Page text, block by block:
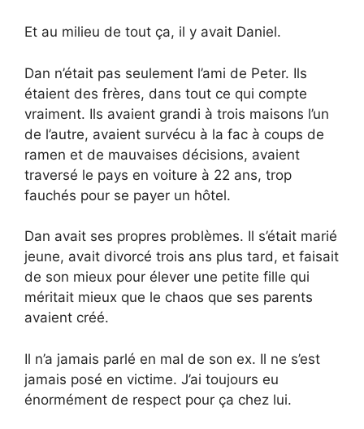
Et au milieu de tout ça, il y avait Daniel.
Dan n’était pas seulement l’ami de Peter. Ils
étaient des frères, dans tout ce qui compte
vraiment. Ils avaient grandi à trois maisons l’un
de l’autre, avaient survécu à la fac à coups de
ramen et de mauvaises décisions, avaient
traversé le pays en voiture à 22 ans, trop
fauchés pour se payer un hôtel.
Dan avait ses propres problèmes. Il s’était marié
jeune, avait divorcé trois ans plus tard, et faisait
de son mieux pour élever une petite fille qui
méritait mieux que le chaos que ses parents
avaient créé.
Il n’a jamais parlé en mal de son ex. Il ne s’est
jamais posé en victime. J’ai toujours eu
énormément de respect pour ça chez lui.